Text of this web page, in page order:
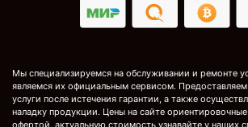
Мы специализируемся на обслуживании и ремонте
являемся их официальным сервисом.
услуги после истечения гарантии, а также
наладку продукции. Цены на сайте